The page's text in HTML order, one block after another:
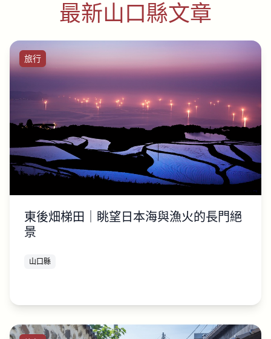
最新山口縣文章
旅行
東後畑梯田｜眺望日本海與漁火的長門絕
景
山口縣